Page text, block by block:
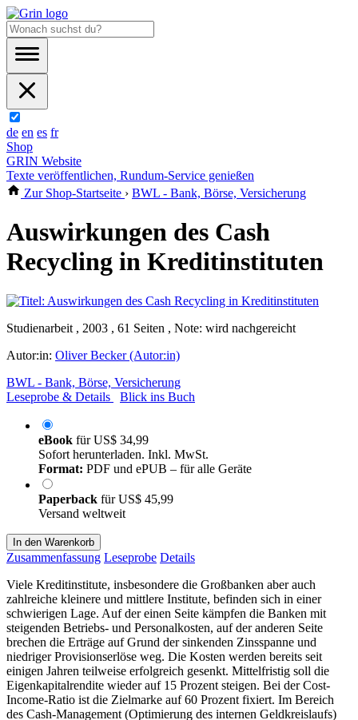
de en es fr
Shop
GRIN Website
Texte veröffentlichen, Rundum-Service genießen
Zur Shop-Startseite › BWL - Bank, Börse, Versicherung
Auswirkungen des Cash
Recycling in Kreditinstituten
Studienarbeit , 2003 , 61 Seiten , Note: wird nachgereicht
Autor:in: Oliver Becker (Autor:in)
BWL - Bank, Börse, Versicherung
Leseprobe & Details
Blick ins Buch
eBook fürUS$ 34,99
Sofort herunterladen. Inkl. MwSt.
Format: PDF und ePUB – für alle Geräte
Paperback fürUS$ 45,99
Versand weltweit
In den Warenkorb
Zusammenfassung Leseprobe Details
Viele Kreditinstitute, insbesondere die Großbanken aber auch
zahlreiche kleinere und mittlere Institute, befinden sich in einer
schwierigen Lage. Auf der einen Seite kämpfen die Banken mit
steigenden Betriebs- und Personalkosten, auf der anderen Seite
brechen die Erträge auf Grund der sinkenden Zinsspanne und
niedriger Provisionserlöse weg. Die Kosten werden bereits seit
einigen Jahren teilweise erfolgreich gesenkt. Mittelfristig soll die
Eigenkapitalrendite wieder auf 15 Prozent steigen. Bei der Cost-
Income-Ratio ist die Zielmarke auf 60 Prozent fixiert. Im Bereich
des Cash-Management (Optimierung des internen Geldkreislaufs)